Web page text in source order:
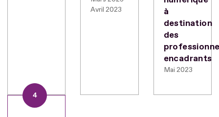
Avril 2023
à
destination
des
encadrants
Mai 2023
4